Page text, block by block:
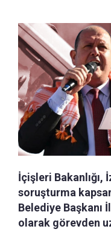
İçişleri Bakanlığı,
soruşturma
Belediye Başkanı
olarak görevden